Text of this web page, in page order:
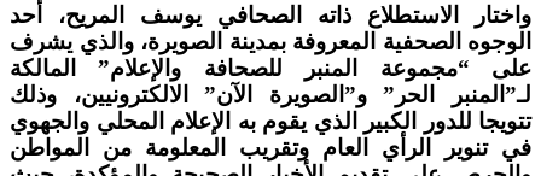
واختار الاستطلاع ذاته الصحافي يوسف المريح، أحد
الوجوه الصحفية المعروفة بمدينة الصويرة، والذي يشرف
على “مجموعة المنبر للصحافة والإعلام” المالكة
لـ”المنبر الحر” و”الصويرة الآن” الالكترونيين، وذلك
تتويجا للدور الكبير الذي يقوم به الإعلام المحلي والجهوي
في تنوير الرأي العام وتقريب المعلومة من المواطن